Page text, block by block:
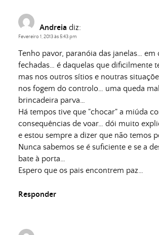
Andreia diz:
Fevereiro 1, 2013 às 5:43 pm
Tenho pavor, paranóia das janelas… em
fechadas… é daquelas que dificilmente
mas nos outros sítios e noutras
nos fogem do controlo… uma queda
brincadeira parva…
Há tempos tive que "chocar" a miúda
consequências de voar… dói muito
e estou sempre a dizer que não temos
Nunca sabemos se é suficiente e se a
bate à porta…
Espero que os pais encontrem paz…
Responder